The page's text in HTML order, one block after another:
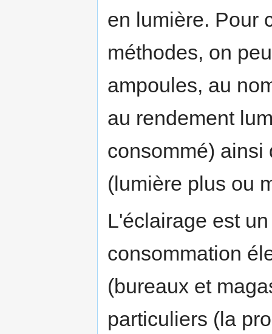
en lumière. Pour
méthodes, on
ampoules, au
au rendement
consommé) ainsi
(lumière plus ou
L'éclairage est
consommation
(bureaux et
particuliers (la